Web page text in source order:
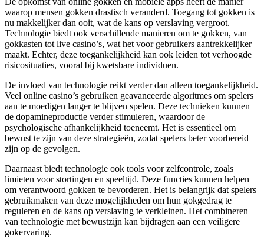
waarop mensen gokken drastisch veranderd. Toegang tot gokken is
nu makkelijker dan ooit, wat de kans op verslaving vergroot.
Technologie biedt ook verschillende manieren om te gokken, van
gokkasten tot live casino’s, wat het voor gebruikers aantrekkelijker
maakt. Echter, deze toegankelijkheid kan ook leiden tot verhoogde
risicosituaties, vooral bij kwetsbare individuen.
De invloed van technologie reikt verder dan alleen toegankelijkheid.
Veel online casino’s gebruiken geavanceerde algoritmes om spelers
aan te moedigen langer te blijven spelen. Deze technieken kunnen
de dopamineproductie verder stimuleren, waardoor de
psychologische afhankelijkheid toeneemt. Het is essentieel om
bewust te zijn van deze strategieën, zodat spelers beter voorbereid
zijn op de gevolgen.
Daarnaast biedt technologie ook tools voor zelfcontrole, zoals
limieten voor stortingen en speeltijd. Deze functies kunnen helpen
om verantwoord gokken te bevorderen. Het is belangrijk dat spelers
gebruikmaken van deze mogelijkheden om hun gokgedrag te
reguleren en de kans op verslaving te verkleinen. Het combineren
van technologie met bewustzijn kan bijdragen aan een veiligere
gokervaring.